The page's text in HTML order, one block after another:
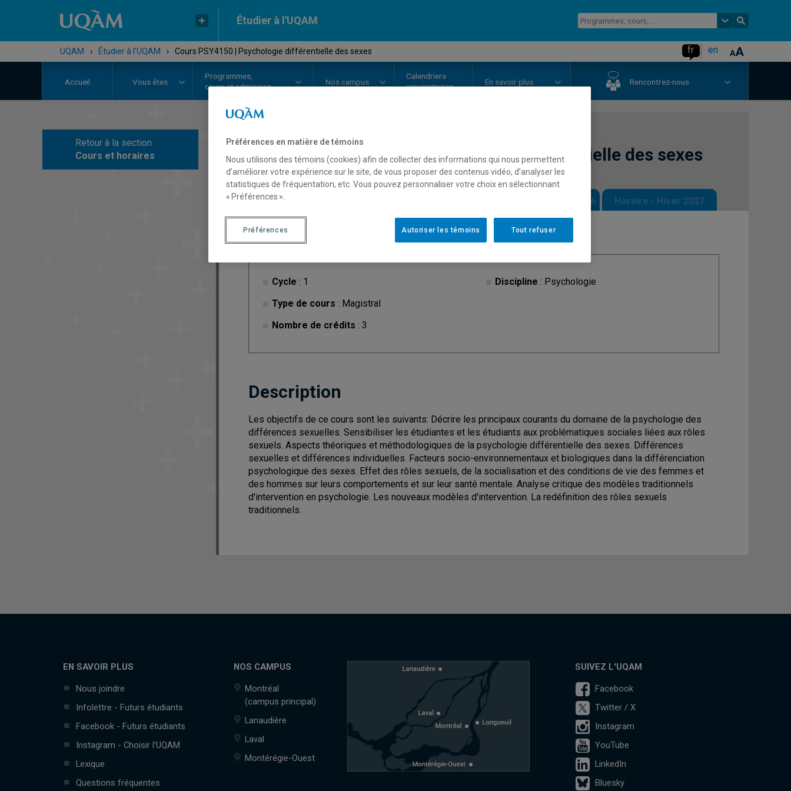
Étudier à l'UQAM
UQAM › Étudier à l'UQAM › Cours PSY4150 | Psychologie différentielle des sexes fr en
Accueil Vous êtes
Programmes,
cours et admission
Nos campus
Calendriers
universitaires
En savoir plus Rencontrez-nous
Retour à la section
Cours et horaires
COURS// PSY4150-Psychologie différentielle des sexes
Description Horaire - Automne 2026 Horaire - Hiver 2027
Cycle : 1
Type de cours : Magistral
Nombre de crédits : 3
Discipline : Psychologie
Description
Les objectifs de ce cours sont les suivants: Décrire les principaux courants du domaine de la psychologie des
différences sexuelles. Sensibiliser les étudiantes et les étudiants aux problématiques sociales liées aux rôles
sexuels. Aspects théoriques et méthodologiques de la psychologie différentielle des sexes. Différences
sexuelles et différences individuelles. Facteurs socio-environnementaux et biologiques dans la différenciation
psychologique des sexes. Effet des rôles sexuels, de la socialisation et des conditions de vie des femmes et
des hommes sur leurs comportements et sur leur santé mentale. Analyse critique des modèles traditionnels
d'intervention en psychologie. Les nouveaux modèles d'intervention. La redéfinition des rôles sexuels
traditionnels.
EN SAVOIR PLUS
Nous joindre
Infolettre - Futurs étudiants
Facebook - Futurs étudiants
Instagram - Choisir l'UQAM
Lexique
Questions fréquentes
NOS CAMPUS
Montréal
(campus principal)
Lanaudière
Laval
Montérégie-Ouest
SUIVEZ L'UQAM
Facebook
Twitter / X
Instagram
YouTube
LinkedIn
Bluesky
Préférences en matière de témoins
Nous utilisons des témoins (cookies) afin de collecter des informations qui nous permettent
d’améliorer votre expérience sur le site, de vous proposer des contenus vidéo, d’analyser les
statistiques de fréquentation, etc. Vous pouvez personnaliser votre choix en sélectionnant
« Préférences ».
Tout refuser
Autoriser les témoins
Préférences